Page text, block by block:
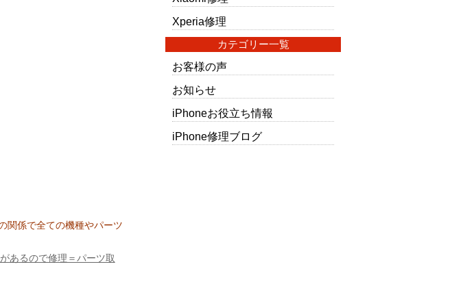
関係で全ての機種やパーツ
あるので修理＝パーツ取
Xperia修理
カテゴリー一覧
お客様の声
お知らせ
iPhoneお役立ち情報
iPhone修理ブログ